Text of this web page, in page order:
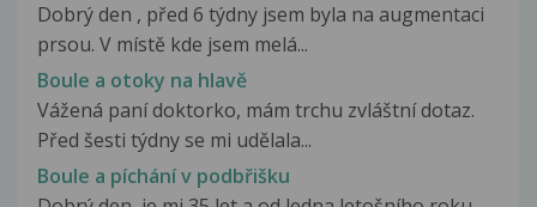
Dobrý den , před 6 týdny jsem byla na augmentaci
prsou. V místě kde jsem melá...
Boule a otoky na hlavě
Vážená paní doktorko, mám trchu zvláštní dotaz.
Před šesti týdny se mi udělala...
Boule a píchání v podbřišku